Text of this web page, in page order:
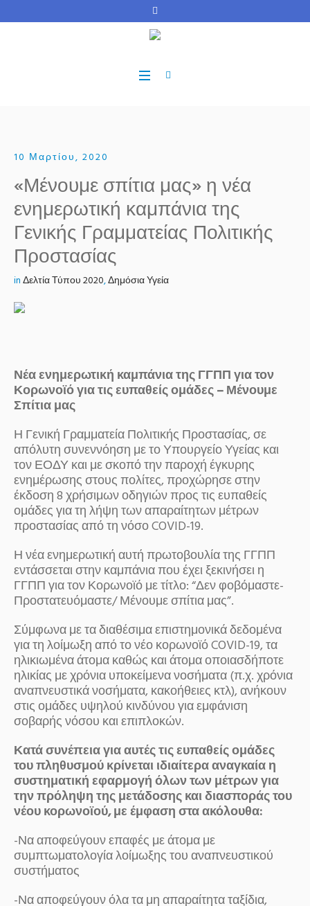
10 Μαρτίου, 2020
«Μένουμε σπίτια μας» η νέα
ενημερωτική καμπάνια της
Γενικής Γραμματείας Πολιτικής
Προστασίας
inΔελτία Τύπου 2020,Δημόσια Υγεία
Νέα ενημερωτική καμπάνια της ΓΓΠΠ για τον
Κορωνοϊό για τις ευπαθείς ομάδες – Μένουμε
Σπίτια μας
Η Γενική Γραμματεία Πολιτικής Προστασίας, σε
απόλυτη συνεννόηση με το Υπουργείο Υγείας και
τον ΕΟΔΥ και με σκοπό την παροχή έγκυρης
ενημέρωσης στους πολίτες, προχώρησε στην
έκδοση 8 χρήσιμων οδηγιών προς τις ευπαθείς
ομάδες για τη λήψη των απαραίτητων μέτρων
προστασίας από τη νόσο COVID-19.
Η νέα ενημερωτική αυτή πρωτοβουλία της ΓΓΠΠ
εντάσσεται στην καμπάνια που έχει ξεκινήσει η
ΓΓΠΠ για τον Κορωνοϊό με τίτλο: “Δεν φοβόμαστε-
Προστατευόμαστε/ Μένουμε σπίτια μας”.
Σύμφωνα με τα διαθέσιμα επιστημονικά δεδομένα
για τη λοίμωξη από το νέο κορωνοϊό COVID-19, τα
ηλικιωμένα άτομα καθώς και άτομα οποιασδήποτε
ηλικίας με χρόνια υποκείμενα νοσήματα (π.χ. χρόνια
αναπνευστικά νοσήματα, κακοήθειες κτλ), ανήκουν
στις ομάδες υψηλού κινδύνου για εμφάνιση
σοβαρής νόσου και επιπλοκών.
Κατά συνέπεια για αυτές τις ευπαθείς ομάδες
του πληθυσμού κρίνεται ιδιαίτερα αναγκαία η
συστηματική εφαρμογή όλων των μέτρων για
την πρόληψη της μετάδοσης και διασποράς του
νέου κορωνοϊού, με έμφαση στα ακόλουθα:
-Να αποφεύγουν επαφές με άτομα με
συμπτωματολογία λοίμωξης του αναπνευστικού
συστήματος
-Να αποφεύγουν όλα τα μη απαραίτητα ταξίδια,